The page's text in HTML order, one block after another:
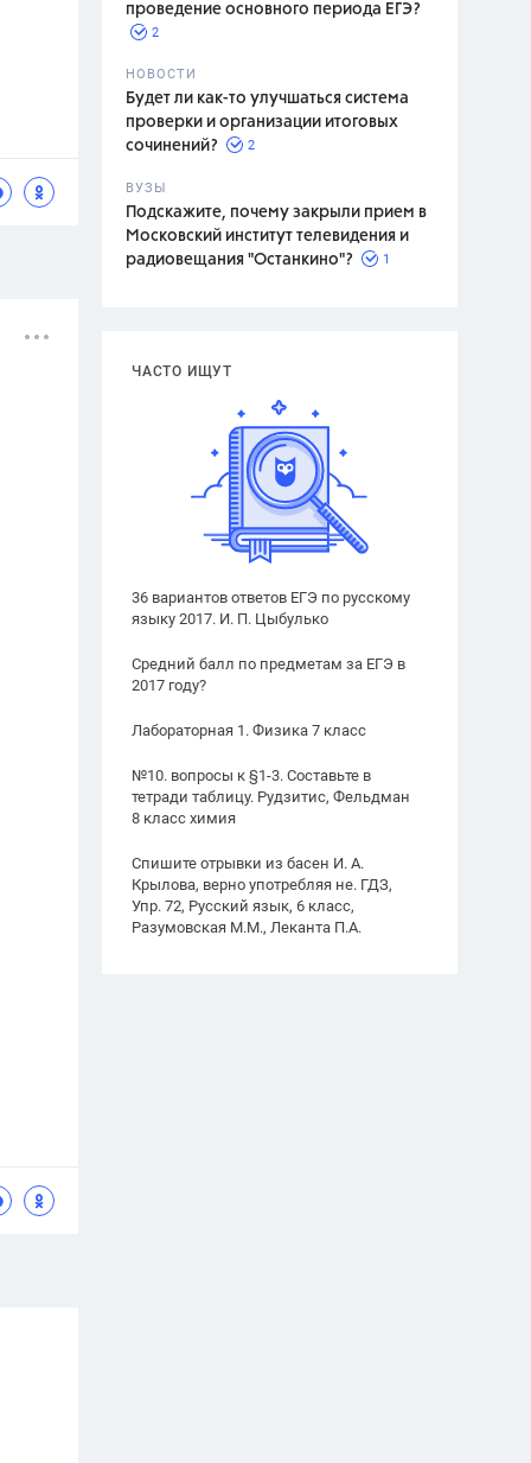
проведение основного периода ЕГЭ?
2
НОВОСТИ
Будет ли как-то улучшаться система
проверки и организации итоговых
сочинений?
2
ВУЗЫ
Подскажите, почему закрыли прием в
Московский институт телевидения и
радиовещания "Останкино"?
1
ЧАСТО ИЩУТ
36 вариантов ответов ЕГЭ по русскому
языку 2017. И. П. Цыбулько
Средний балл по предметам за ЕГЭ в
2017 году?
Лабораторная 1. Физика 7 класс
№10. вопросы к §1-3. Составьте в
тетради таблицу. Рудзитис, Фельдман
8 класс химия
Спишите отрывки из басен И. А.
Крылова, верно употребляя не. ГДЗ,
Упр. 72, Русский язык, 6 класс,
Разумовская М.М., Леканта П.А.